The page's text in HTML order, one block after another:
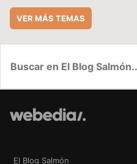
VER MÁS TEMAS
El Blog Salmón